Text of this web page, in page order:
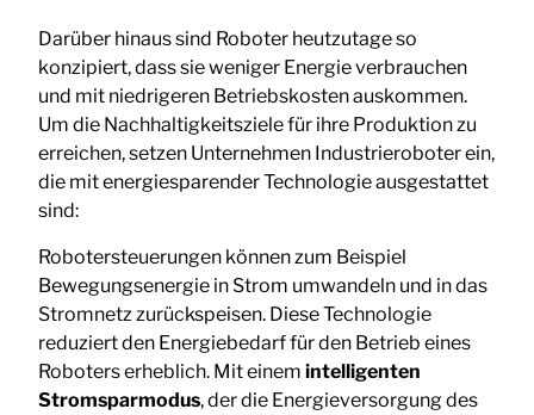
Darüber hinaus sind Roboter heutzutage so
konzipiert, dass sie weniger Energie verbrauchen
und mit niedrigeren Betriebskosten auskommen.
Um die Nachhaltigkeitsziele für ihre Produktion zu
erreichen, setzen Unternehmen Industrieroboter ein,
die mit energiesparender Technologie ausgestattet
sind:
Robotersteuerungen können zum Beispiel
Bewegungsenergie in Strom umwandeln und in das
Stromnetz zurückspeisen. Diese Technologie
reduziert den Energiebedarf für den Betrieb eines
Roboters erheblich. Mit einem intelligenten
Stromsparmodus, der die Energieversorgung des